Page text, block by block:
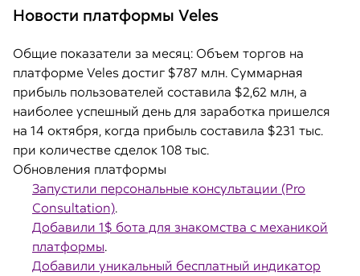
Новости платформы Veles
Общие показатели за месяц: Объем торгов на
платформе Veles достиг $787 млн. Суммарная
прибыль пользователей составила $2,62 млн, а
наиболее успешный день для заработка пришелся
на 14 октября, когда прибыль составила $231 тыс.
при количестве сделок 108 тыс.
Обновления платформы
Запустили персональные консультации (Pro
Consultation).
Добавили 1$ бота для знакомства с механикой
платформы.
Добавили уникальный бесплатный индикатор